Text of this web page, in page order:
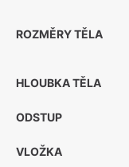
ROZMĚRY TĚLA
HLOUBKA TĚLA
ODSTUP
VLOŽKA